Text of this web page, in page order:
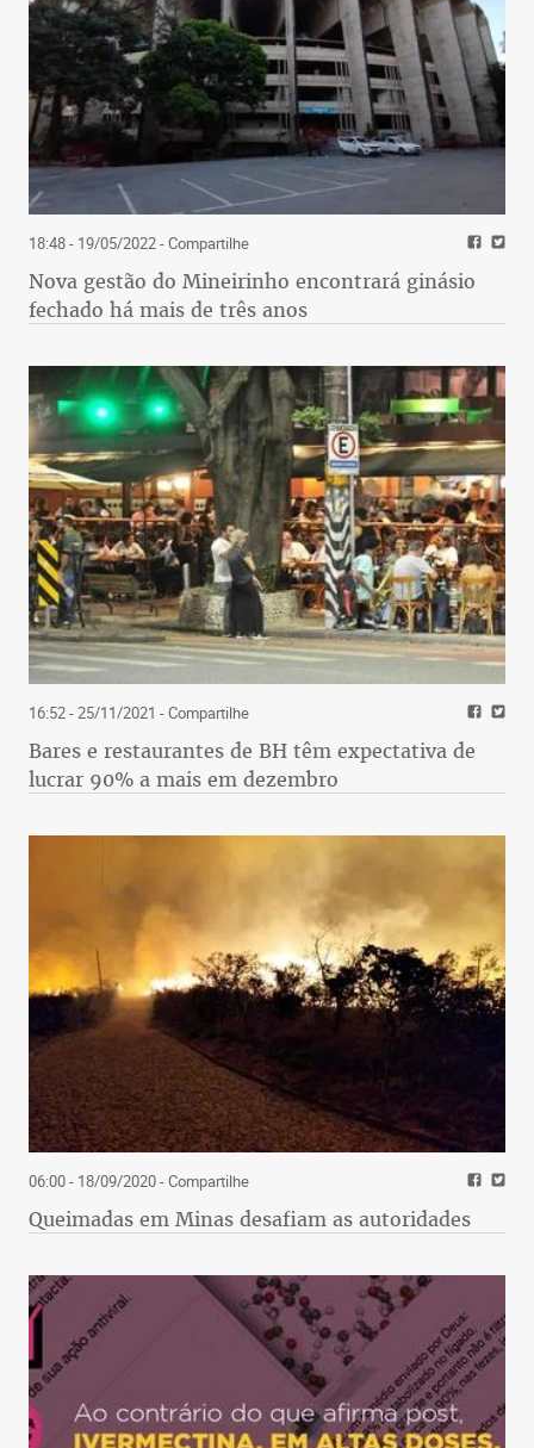
18:48 - 19/05/2022- Compartilhe
Nova gestão do Mineirinho encontrará ginásio
fechado há mais de três anos
16:52 - 25/11/2021 - Compartilhe
Bares e restaurantes de BH têm expectativa de
lucrar 90% a mais em dezembro
06:00 - 18/09/2020- Compartilhe
Queimadas em Minas desafiam as autoridades